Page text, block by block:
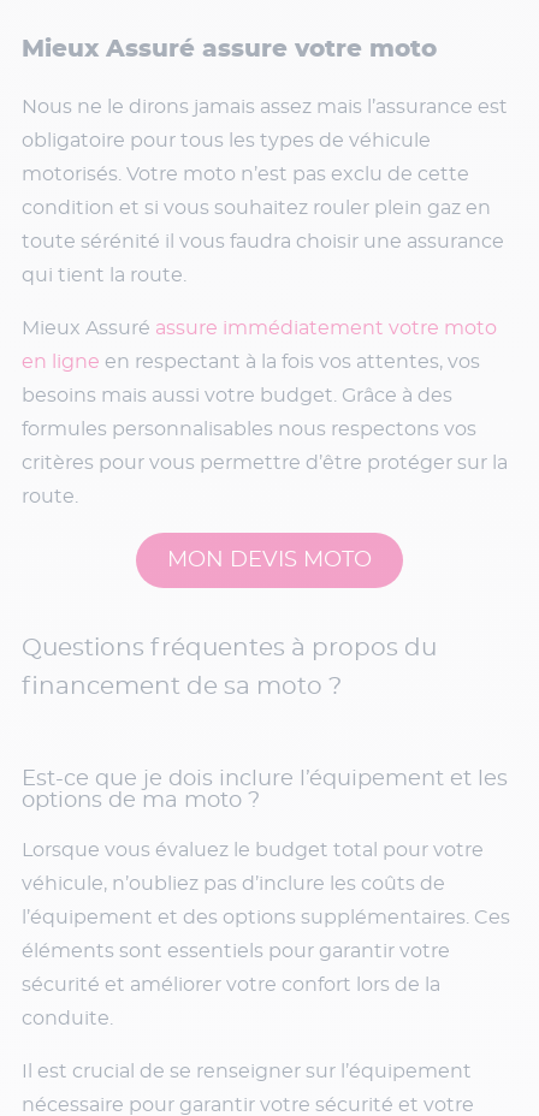
Mieux Assuré assure votre moto
Nous ne le dirons jamais assez mais l’assurance est
obligatoire pour tous les types de véhicule
motorisés. Votre moto n’est pas exclu de cette
condition et si vous souhaitez rouler plein gaz en
toute sérénité il vous faudra choisir une assurance
qui tient la route.
Mieux Assuré assure immédiatement votre moto
en ligne en respectant à la fois vos attentes, vos
besoins mais aussi votre budget. Grâce à des
formules personnalisables nous respectons vos
critères pour vous permettre d’être protéger sur la
route.
MON DEVIS MOTO
Questions fréquentes à propos du
financement de sa moto ?
Est-ce que je dois inclure l’équipement et les
options de ma moto ?
Lorsque vous évaluez le budget total pour votre
véhicule, n’oubliez pas d’inclure les coûts de
l’équipement et des options supplémentaires. Ces
éléments sont essentiels pour garantir votre
sécurité et améliorer votre confort lors de la
conduite.
Il est crucial de se renseigner sur l’équipement
nécessaire pour garantir votre sécurité et votre